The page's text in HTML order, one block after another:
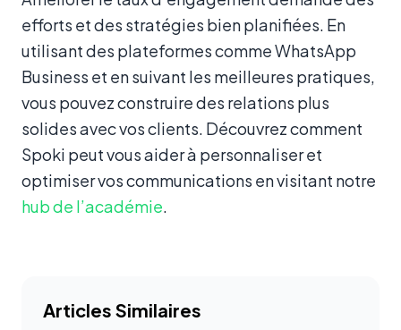
efforts et des stratégies bien planifiées. En
utilisant des plateformes comme WhatsApp
Business et en suivant les meilleures pratiques,
vous pouvez construire des relations plus
solides avec vos clients. Découvrez comment
Spoki peut vous aider à personnaliser et
optimiser vos communications en visitant notre
hub de l’académie.
Articles Similaires